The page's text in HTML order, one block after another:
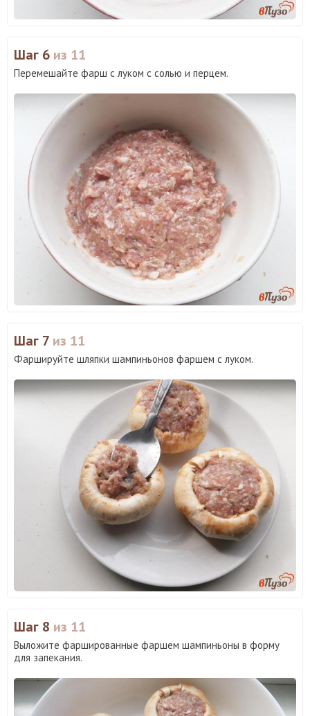
Шаг 6 из 11
Перемешайте фарш с луком с солью и перцем.
Шаг 7 из 11
Фаршируйте шляпки шампиньонов фаршем с луком.
Шаг 8 из 11
Выложите фаршированные фаршем шампиньоны в форму
для запекания.